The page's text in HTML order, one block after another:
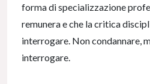
forma di specializzazione
remunera e che la critica
interrogare. Non condannare,
interrogare.